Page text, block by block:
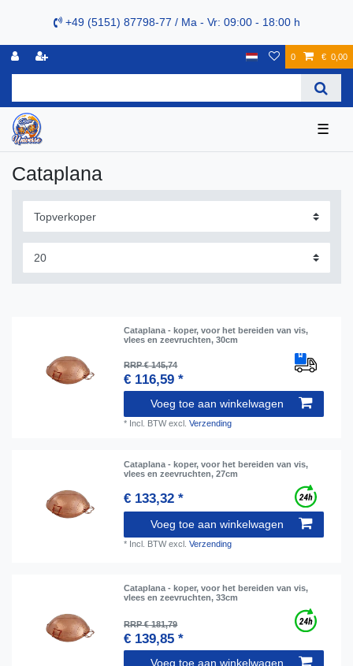
+49 (5151) 87798-77 / Ma - Vr: 09:00 - 18:00 h
0 € 0,00
☰
Cataplana
Cataplana - koper, voor het bereiden van vis,
vlees en zeevruchten, 30cm
RRP € 145,74
€ 116,59 *
Voeg toe aan winkelwagen
* Incl. BTWexcl.Verzending
Cataplana - koper, voor het bereiden van vis,
vlees en zeevruchten, 27cm
€ 133,32 *
Voeg toe aan winkelwagen
* Incl. BTWexcl.Verzending
Cataplana - koper, voor het bereiden van vis,
vlees en zeevruchten, 33cm
RRP € 181,79
€ 139,85 *
Voeg toe aan winkelwagen